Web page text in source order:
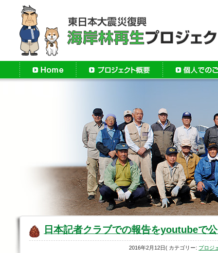
日本記者クラブでの報告をyoutubeで
2016年2月12日( カテゴリー: プロジ